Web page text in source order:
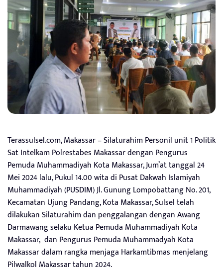
Terassulsel.com, Makassar – Silaturahim Personil unit 1 Politik
Sat Intelkam Polrestabes Makassar dengan Pengurus
Pemuda Muhammadiyah Kota Makassar, Jum’at tanggal 24
Mei 2024 lalu, Pukul 14.00 wita di Pusat Dakwah Islamiyah
Muhammadiyah (PUSDIM) Jl. Gunung Lompobattang No. 201,
Kecamatan Ujung Pandang, Kota Makassar, Sulsel telah
dilakukan Silaturahim dan penggalangan dengan Awang
Darmawang selaku Ketua Pemuda Muhammadiyah Kota
Makassar, dan Pengurus Pemuda Muhammadyah Kota
Makassar dalam rangka menjaga Harkamtibmas menjelang
Pilwalkol Makassar tahun 2024.